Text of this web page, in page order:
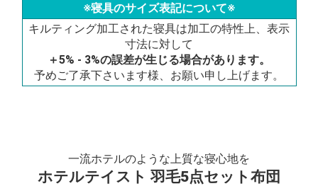
※寝具のサイズ表記について※
キルティング加工された寝具は加工の特性上、表示
寸法に対して
＋5% - 3%の誤差が生じる場合があります。
予めご了承下さいます様、お願い申し上げます。
一流ホテルのような上質な寝心地を
ホテルテイスト 羽毛5点セット布団